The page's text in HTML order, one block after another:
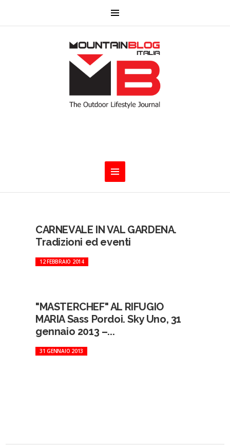
CARNEVALE IN VAL GARDENA.
Tradizioni ed eventi
12 FEBBRAIO 2014
"MASTERCHEF" AL RIFUGIO
MARIA Sass Pordoi. Sky Uno, 31
gennaio 2013 –...
31 GENNAIO 2013